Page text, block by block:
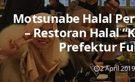
Motsunabe Halal
– Restoran Halal
Prefektur
2 April 2019